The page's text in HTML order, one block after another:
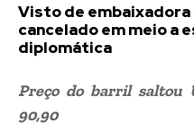
Visto de embaixadora
cancelado em meio a
diplomática
Preço do barril saltou
90,90